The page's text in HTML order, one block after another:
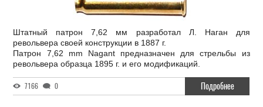
Штатный патрон 7,62 мм разработал Л. Наган для
револьвера своей конструкции в 1887 г.
Патрон 7,62 mm Nagant предназначен для стрельбы из
револьвера образца 1895 г. и его модификаций.
7166 0 Подробнее